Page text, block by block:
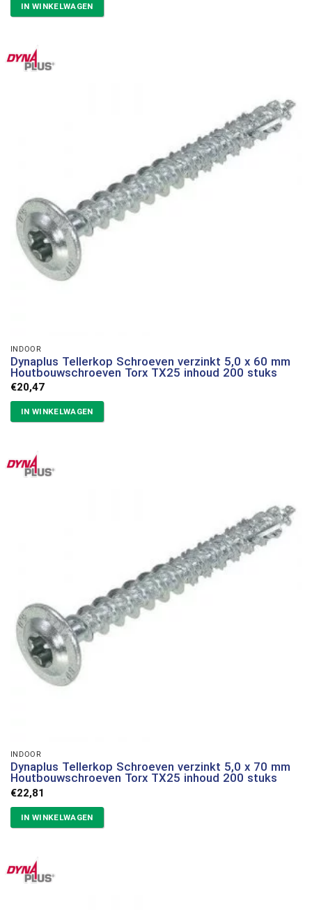
IN WINKELWAGEN
INDOOR
Dynaplus Tellerkop Schroeven verzinkt 5,0 x 60 mm
Houtbouwschroeven Torx TX25 inhoud 200 stuks
€20,47
IN WINKELWAGEN
INDOOR
Dynaplus Tellerkop Schroeven verzinkt 5,0 x 70 mm
Houtbouwschroeven Torx TX25 inhoud 200 stuks
€22,81
IN WINKELWAGEN